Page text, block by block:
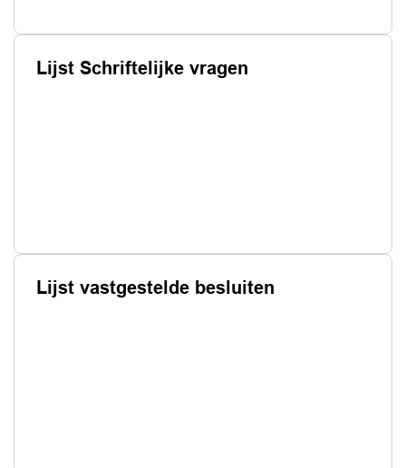
Lijst Schriftelijke vragen
Lijst vastgestelde besluiten